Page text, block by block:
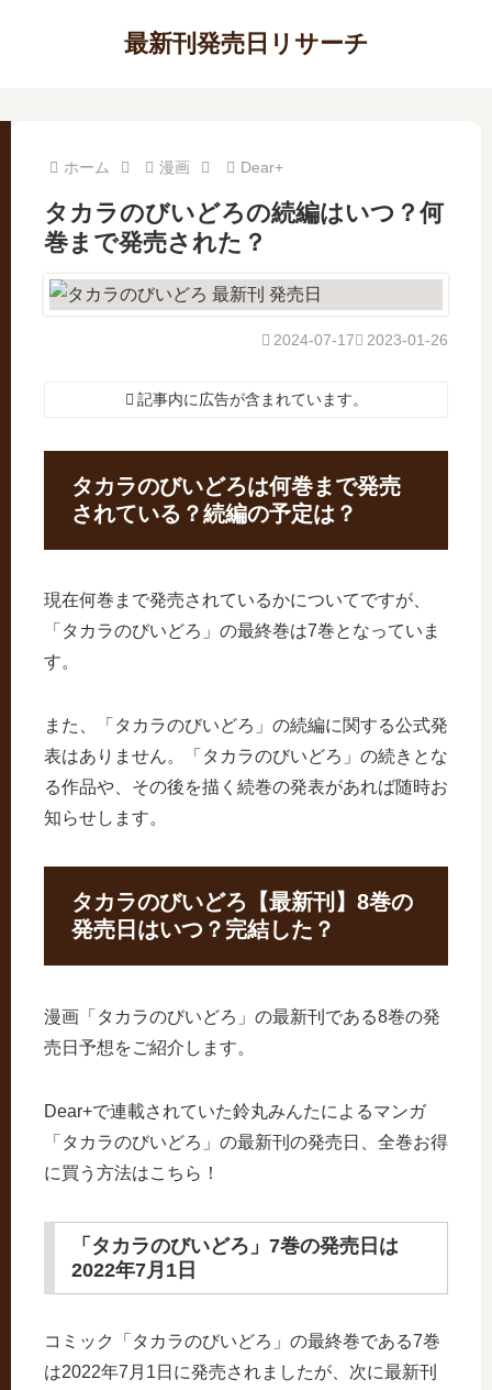
最新刊発売日リサーチ
ホーム 漫画 Dear+
タカラのびいどろの続編はいつ？何
巻まで発売された？
2023-01-26
2024-07-17
記事内に広告が含まれています。
タカラのびいどろは何巻まで発売
されている？続編の予定は？
現在何巻まで発売されているかについてですが、
「タカラのびいどろ」の最終巻は7巻となっていま
す。
また、「タカラのびいどろ」の続編に関する公式発
表はありません。「タカラのびいどろ」の続きとな
る作品や、その後を描く続巻の発表があれば随時お
知らせします。
タカラのびいどろ【最新刊】8巻の
発売日はいつ？完結した？
漫画「タカラのびいどろ」の最新刊である8巻の発
売日予想をご紹介します。
Dear+で連載されていた鈴丸みんたによるマンガ
「タカラのびいどろ」の最新刊の発売日、全巻お得
に買う方法はこちら！
「タカラのびいどろ」7巻の発売日は
2022年7月1日
コミック「タカラのびいどろ」の最終巻である7巻
は2022年7月1日に発売されましたが、次に最新刊